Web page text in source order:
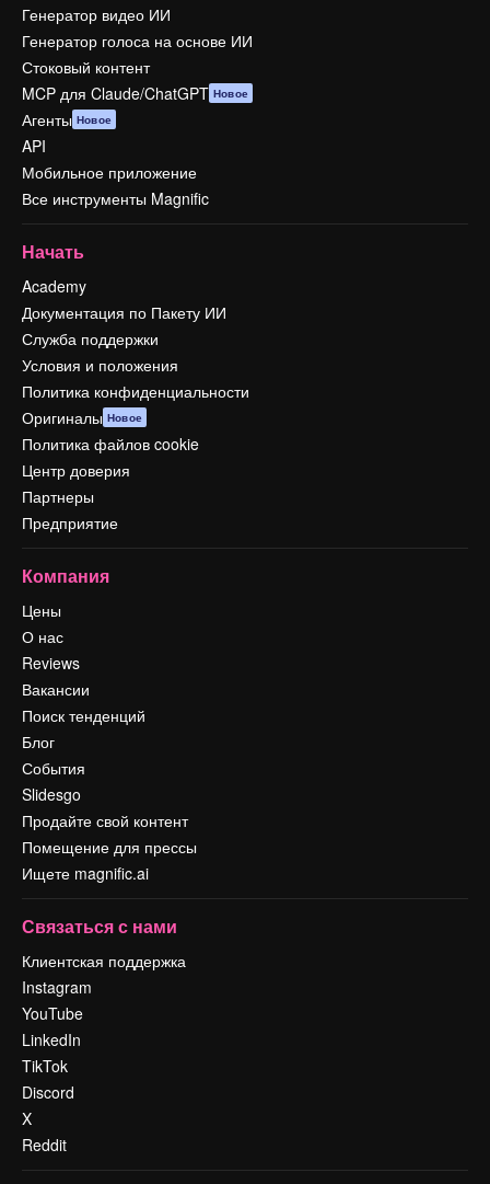
Генератор видео ИИ
Генератор голоса на основе ИИ
Стоковый контент
MCP для Claude/ChatGPT Новое
Агенты Новое
API
Мобильное приложение
Все инструменты Magnific
Начать
Academy
Документация по Пакету ИИ
Служба поддержки
Условия и положения
Политика конфиденциальности
Оригиналы Новое
Политика файлов cookie
Центр доверия
Партнеры
Предприятие
Компания
Цены
О нас
Reviews
Вакансии
Поиск тенденций
Блог
События
Slidesgo
Продайте свой контент
Помещение для прессы
Ищете magnific.ai
Связаться с нами
Клиентская поддержка
Instagram
YouTube
LinkedIn
TikTok
Discord
X
Reddit